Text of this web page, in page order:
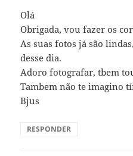
Olá
Obrigada, vou fazer os
As suas fotos já são
desse dia.
Adoro fotografar, tbem
Tambem não te imagino
Bjus
RESPONDER